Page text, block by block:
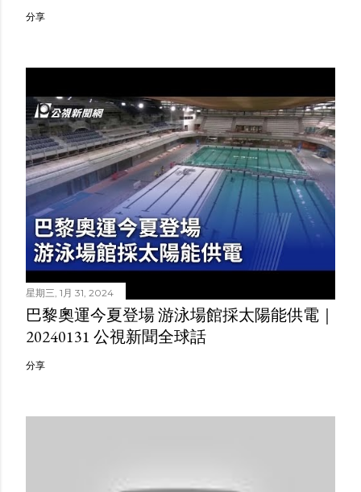
分享
星期三, 1月 31, 2024
巴黎奧運今夏登場 游泳場館採太陽能供電｜
20240131 公視新聞全球話
分享